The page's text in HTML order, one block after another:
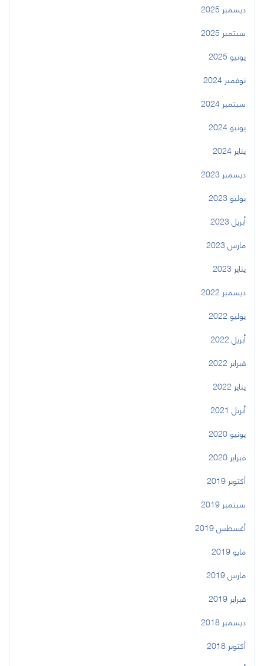
ديسمبر 2025
سبتمبر 2025
يونيو 2025
نوفمبر 2024
سبتمبر 2024
يونيو 2024
يناير 2024
ديسمبر 2023
يوليو 2023
أبريل 2023
مارس 2023
يناير 2023
ديسمبر 2022
يوليو 2022
أبريل 2022
فبراير 2022
يناير 2022
أبريل 2021
يونيو 2020
فبراير 2020
أكتوبر 2019
سبتمبر 2019
أغسطس 2019
مايو 2019
مارس 2019
فبراير 2019
ديسمبر 2018
أكتوبر 2018